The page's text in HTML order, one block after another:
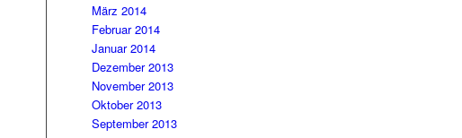
März 2014
Februar 2014
Januar 2014
Dezember 2013
November 2013
Oktober 2013
September 2013